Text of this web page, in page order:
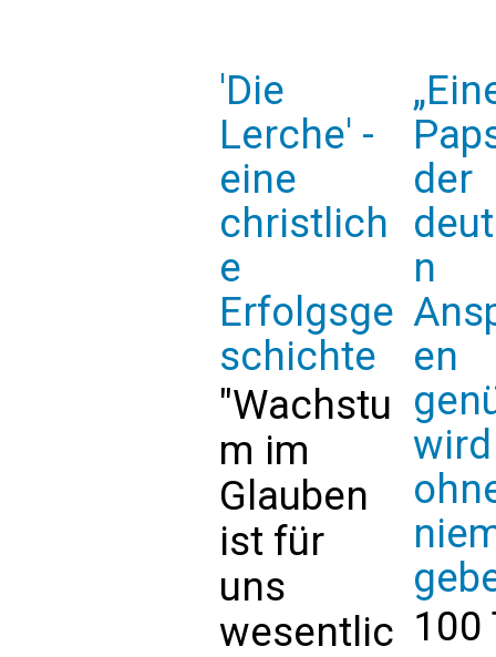
'Die
Lerche' -
eine
christlich
e
Erfolgsge
schichte
"Wachstu
m im
Glauben
ist für
uns
wesentlic
der
n
en
100